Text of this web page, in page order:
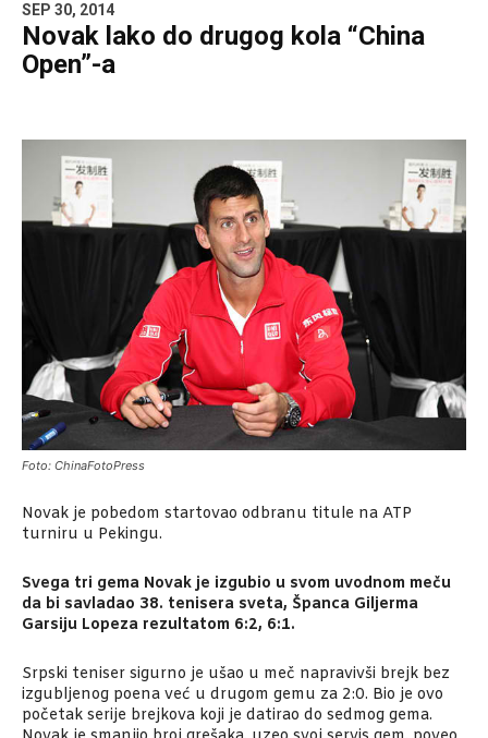
SEP 30, 2014
Novak lako do drugog kola “China
Open”-a
Foto: ChinaFotoPress
Novak je pobedom startovao odbranu titule na ATP
turniru u Pekingu.
Svega tri gema Novak je izgubio u svom uvodnom meču
da bi savladao 38. tenisera sveta, Španca Giljerma
Garsiju Lopeza rezultatom 6:2, 6:1.
Srpski teniser sigurno je ušao u meč napravivši brejk bez
izgubljenog poena već u drugom gemu za 2:0. Bio je ovo
početak serije brejkova koji je datirao do sedmog gema.